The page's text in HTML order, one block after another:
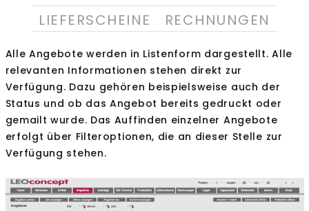
LIEFERSCHEINE
RECHNUNGEN
Alle Angebote werden in Listenform dargestellt. Alle
relevanten Informationen stehen direkt zur
Verfügung. Dazu gehören beispielsweise auch der
Status und ob das Angebot bereits gedruckt oder
gemailt wurde. Das Auffinden einzelner Angebote
erfolgt über Filteroptionen, die an dieser Stelle zur
Verfügung stehen.